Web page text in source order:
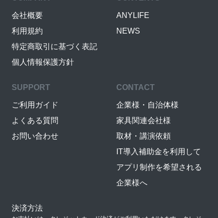
会社概要
利用規約
特定商取引に基づく表記
個人情報保護方針
ANYLIFE
NEWS
SUPPORT
ご利用ガイド
よくある質問
お問い合わせ
CONTACT
企業様・自治体様
家具関連会社様
取材・講演依頼
IT導入補助金を利用して
アプリ制作を希望される
企業様へ
決済方法